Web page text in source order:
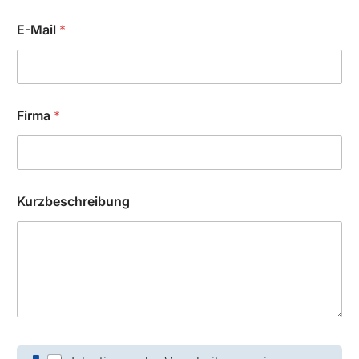
E-Mail *
Firma *
Kurzbeschreibung
u
C